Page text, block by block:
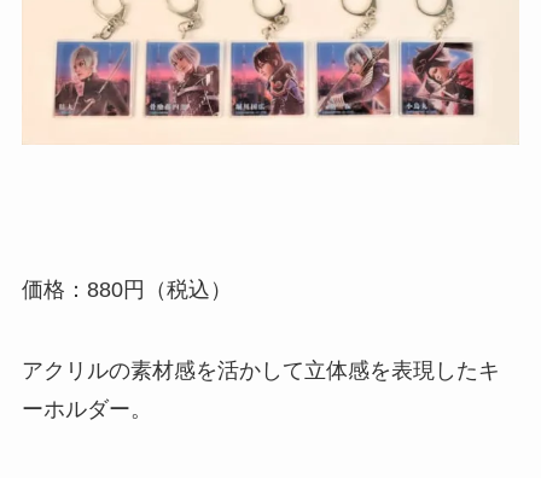
価格：880円（税込）
アクリルの素材感を活かして立体感を表現したキ
ーホルダー。